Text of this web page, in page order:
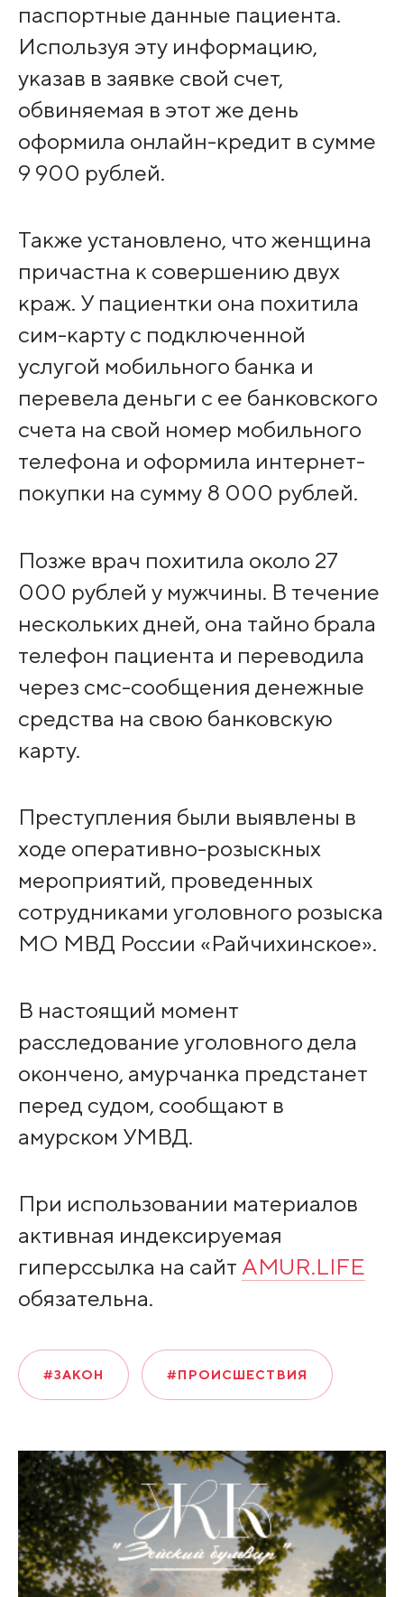
паспортные данные пациента.
Используя эту информацию,
указав в заявке свой счет,
обвиняемая в этот же день
оформила онлайн-кредит в сумме
9 900 рублей.
Также установлено, что женщина
причастна к совершению двух
краж. У пациентки она похитила
сим-карту с подключенной
услугой мобильного банка и
перевела деньги с ее банковского
счета на свой номер мобильного
телефона и оформила интернет-
покупки на сумму 8 000 рублей.
Позже врач похитила около 27
000 рублей у мужчины. В течение
нескольких дней, она тайно брала
телефон пациента и переводила
через смс-сообщения денежные
средства на свою банковскую
карту.
Преступления были выявлены в
ходе оперативно-розыскных
мероприятий, проведенных
сотрудниками уголовного розыска
МО МВД России «Райчихинское».
В настоящий момент
расследование уголовного дела
окончено, амурчанка предстанет
перед судом, сообщают в
амурском УМВД.
При использовании материалов
активная индексируемая
гиперссылка на сайт AMUR.LIFE
обязательна.
#ЗАКОН #ПРОИСШЕСТВИЯ